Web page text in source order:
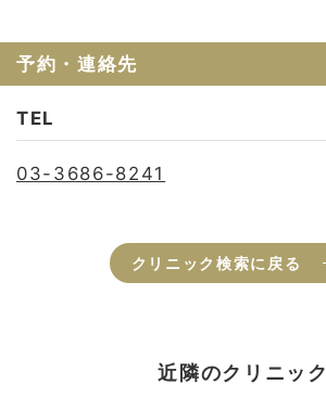
予約・連絡先
TEL
03-3686-8241
クリニック検索に戻る
近隣のクリニック